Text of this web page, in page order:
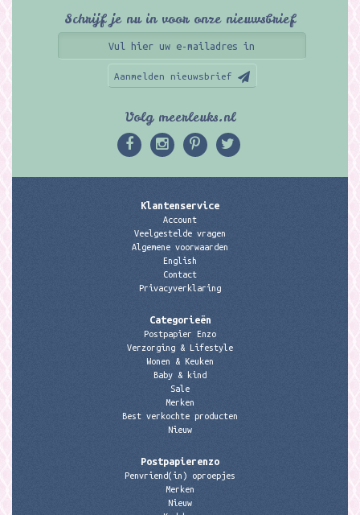
Schrijf je nu in voor onze nieuwsbrief
Aanmelden nieuwsbrief
Volg meerleuks.nl
Klantenservice
Account
Veelgestelde vragen
Algemene voorwaarden
English
Contact
Privacyverklaring
Categorieën
Postpapier Enzo
Verzorging & Lifestyle
Wonen & Keuken
Baby & kind
Sale
Merken
Best verkochte producten
Nieuw
Postpapierenzo
Penvriend(in) oproepjes
Merken
Nieuw